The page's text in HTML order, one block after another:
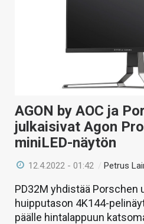
AGON by AOC ja
julkaisivat Agon
miniLED-näytön
12.4.2022 - 01:42 /Petrus
PD32M yhdistää Porschen
huipputason 4K144-
päälle hintalappuun